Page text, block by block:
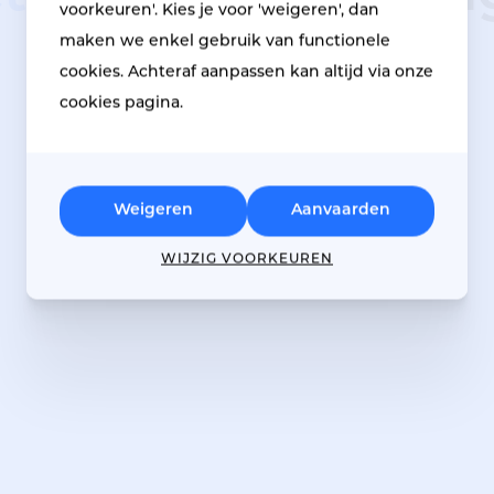
Help mij bij mijn keuze
voorkeuren'. Kies je voor 'weigeren', dan
maken we enkel gebruik van functionele
cookies. Achteraf aanpassen kan altijd via onze
cookies pagina.
Weigeren Aanvaarden
WIJZIG VOORKEUREN